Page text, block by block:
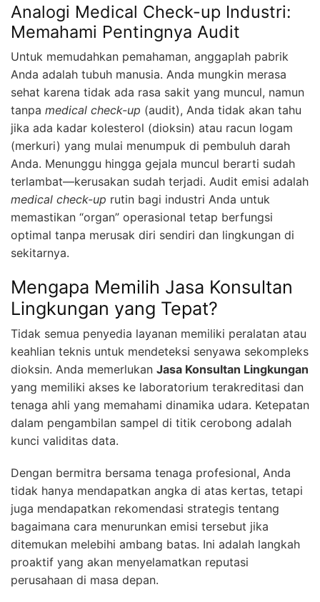
Analogi Medical Check-up Industri:
Memahami Pentingnya Audit
Untuk memudahkan pemahaman, anggaplah pabrik
Anda adalah tubuh manusia. Anda mungkin merasa
sehat karena tidak ada rasa sakit yang muncul, namun
tanpa medical check-up (audit), Anda tidak akan tahu
jika ada kadar kolesterol (dioksin) atau racun logam
(merkuri) yang mulai menumpuk di pembuluh darah
Anda. Menunggu hingga gejala muncul berarti sudah
terlambat—kerusakan sudah terjadi. Audit emisi adalah
medical check-up rutin bagi industri Anda untuk
memastikan “organ” operasional tetap berfungsi
optimal tanpa merusak diri sendiri dan lingkungan di
sekitarnya.
Mengapa Memilih Jasa Konsultan
Lingkungan yang Tepat?
Tidak semua penyedia layanan memiliki peralatan atau
keahlian teknis untuk mendeteksi senyawa sekompleks
dioksin. Anda memerlukan Jasa Konsultan Lingkungan
yang memiliki akses ke laboratorium terakreditasi dan
tenaga ahli yang memahami dinamika udara. Ketepatan
dalam pengambilan sampel di titik cerobong adalah
kunci validitas data.
Dengan bermitra bersama tenaga profesional, Anda
tidak hanya mendapatkan angka di atas kertas, tetapi
juga mendapatkan rekomendasi strategis tentang
bagaimana cara menurunkan emisi tersebut jika
ditemukan melebihi ambang batas. Ini adalah langkah
proaktif yang akan menyelamatkan reputasi
perusahaan di masa depan.